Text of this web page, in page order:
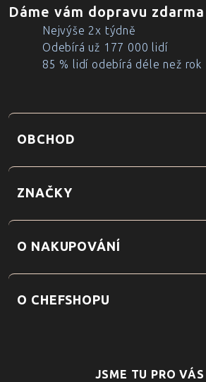
Dáme vám dopravu zdarma
Nejvýše 2x týdně
Odebírá už 177 000 lidí
85 % lidí odebírá déle než rok
OBCHOD
ZNAČKY
O NAKUPOVÁNÍ
O CHEFSHOPU
JSME TU PRO VÁS